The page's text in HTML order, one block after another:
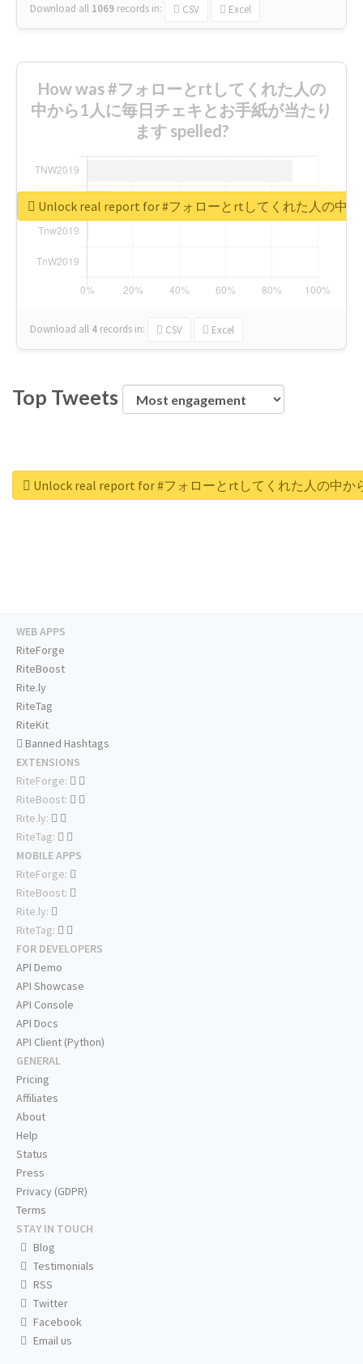
Download all 1069 records in: CSV Excel
How was #フォローとrtしてくれた人の
中から1人に毎日チェキとお手紙が当たり
ます spelled?
Download all 4 records in: CSV Excel
Unlock real report for #フォローとrtしてくれた人の中
Top Tweets
Unlock real report for #フォローとrtしてくれた人の中
WEB APPS
RiteForge
RiteBoost
Rite.ly
RiteTag
RiteKit
Banned Hashtags
EXTENSIONS
RiteForge:
RiteBoost:
Rite.ly:
RiteTag:
MOBILE APPS
RiteForge:
RiteBoost:
Rite.ly:
RiteTag:
FOR DEVELOPERS
API Demo
API Showcase
API Console
API Docs
API Client (Python)
GENERAL
Pricing
Affiliates
About
Help
Status
Press
Privacy (GDPR)
Terms
STAY IN TOUCH
Blog
Testimonials
RSS
Twitter
Facebook
Email us